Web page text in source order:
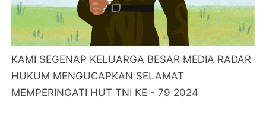
KAMI SEGENAP KELUARGA BESAR MEDIA RADAR
HUKUM MENGUCAPKAN SELAMAT
MEMPERINGATI HUT TNI KE - 79 2024